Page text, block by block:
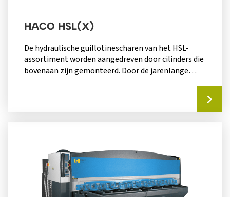
HACO HSL(X)
De hydraulische guillotinescharen van het HSL-
assortiment worden aangedreven door cilinders die
bovenaan zijn gemonteerd. Door de jarenlange